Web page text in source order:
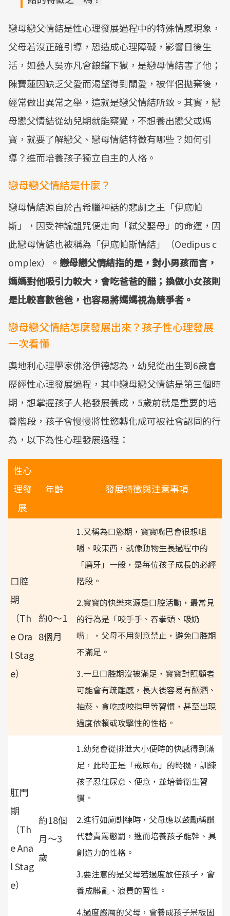
戀母戀父情結是性心理發展過程中的特殊情感現象，
父母若沒正確引導，恐造成心理障礙，影響日後生
活，如藝人吳亦凡會鋃鐺下獄，是戀母情結害了他；
陳寶蓮因缺乏父愛而渴望得到關愛，被伴侶拋棄後，
經常做出異常之舉，這就是戀父情結所致。其實，戀
母戀父情結從幼兒期就能察覺，不想養出戀父或媽
寶，就要了解戀父、戀母情結特徵有哪些？如何引
導？進而培養孩子獨立自主的人格。
戀母戀父情結是什麼？
戀母情結源自於古希臘神話的悲劇之王「伊底帕
斯」，因受神諭詛咒便走向「弒父娶母」的命運，因
此戀母情結也被稱為「伊底帕斯情結」（Oedipus c
omplex）。 戀母戀父情結指的是，對小男孩而言，
媽媽對他吸引力較大，會吃爸爸的醋；換做小女孩則
是比較喜歡爸爸，也容易將媽媽視為競爭者。
戀母戀父情結怎麼發展出來？孩子性心理發展
一次看懂
奧地利心理學家佛洛伊德認為，幼兒從出生到6歲會
歷經性心理發展過程，其中戀母戀父情結是第三個時
期，想掌握孩子人格發展養成，5歲前就是重要的培
養階段，孩子會慢慢將性慾轉化成可被社會認同的行
為，以下為性心理發展過程：
性心
理發
展
年齡 發展特徵與注意事項
口腔
期
（Th
e Ora
l Stag
e）
約0～1
8個月
1.又稱為口慾期，寶寶嘴巴會很想咀
嚼、咬東西，就像動物生長過程中的
「磨牙」一般，是每位孩子成長的必經
階段。
2.寶寶的快樂來源是口腔活動，最常見
的行為是「咬手手、吞拳頭、吸奶
嘴」，父母不用刻意禁止，避免口腔期
不滿足。
3.一旦口腔期沒被滿足，寶寶對照顧者
可能會有疏離感，長大後容易有酗酒、
抽菸、貪吃或咬指甲等習慣，甚至出現
過度依賴或攻擊性的性格。
肛門
期
（Th
e Ana
l Stag
e）
約18個
月～3
歲
1.幼兒會從排泄大小便時的快感得到滿
足，此時正是「戒尿布」的時機，訓練
孩子忍住尿意、便意，並培養衛生習
慣。
2.進行如廁訓練時，父母應以鼓勵稱讚
代替責罵懲罰，進而培養孩子能幹、具
創造力的性格。
3.要注意的是父母若過度放任孩子，會
養成髒亂、浪費的習性。
4.過度嚴厲的父母，會養成孩子呆板固